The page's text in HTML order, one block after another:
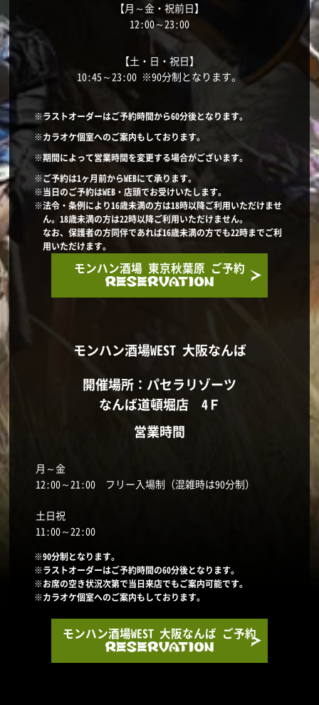
【月～金・祝前日】
12:00～23:00
【土・日・祝日】
10:45～23:00 ※90分制となります。
※ラストオーダーはご予約時間から60分後となります。
※カラオケ個室へのご案内もしております。
※期間によって営業時間を変更する場合がございます。
※ご予約は1ヶ月前からWEBにて承ります。
※当日のご予約はWEB・店頭でお受けいたします。
※法令・条例により16歳未満の方は18時以降ご利用いただけませ
ん。18歳未満の方は22時以降ご利用いただけません。
なお、保護者の方同伴であれば16歳未満の方でも22時までご利
用いただけます。
モンハン酒場 東京秋葉原 ご予約
モンハン酒場WEST 大阪なんば
開催場所：パセラリゾーツ
なんば道頓堀店 4Ｆ
営業時間
月～金
12:00～21:00 フリー入場制（混雑時は90分制）
土日祝
11:00～22:00
※90分制となります。
※ラストオーダーはご予約時間の60分後となります。
※お席の空き状況次第で当日来店でもご案内可能です。
※カラオケ個室へのご案内もしております。
モンハン酒場WEST 大阪なんば ご予約